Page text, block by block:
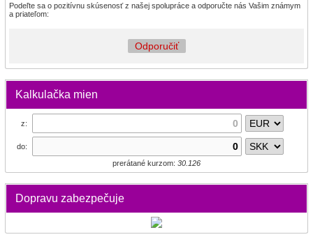
Podeľte sa o pozitívnu skúsenosť z našej spolupráce a odporučte nás Vašim známym
a priateľom:
Odporučiť
Kalkulačka mien
z:
do:
prerátané kurzom: 30.126
Dopravu zabezpečuje